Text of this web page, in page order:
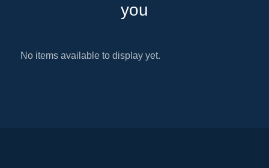
you
No items available to display yet.